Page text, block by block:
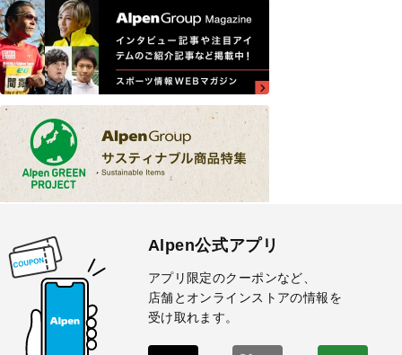
Alpen公式アプリ
アプリ限定のクーポンなど、
店舗とオンラインストアの情報を
受け取れます。